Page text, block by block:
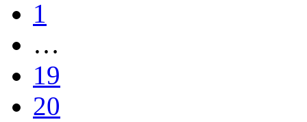
1
…
19
20